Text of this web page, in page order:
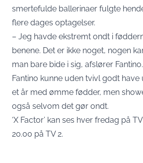
smertefulde ballerinaer fulgte
flere dages optagelser.
– Jeg havde ekstremt ondt i
benene. Det er ikke noget, nogen
man bare bide i sig, afslører Fantino.
Fantino kunne uden tvivl godt
et år med ømme fødder, men
også selvom det gør ondt.
‘X Factor’ kan ses hver fredag på
20.00 på TV 2.